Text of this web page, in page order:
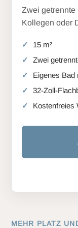
Zwei getrennte
Kollegen oder
15 m²
Zwei
Eigenes Bad
32-Zoll-
Kostenfreies
MEHR PLATZ